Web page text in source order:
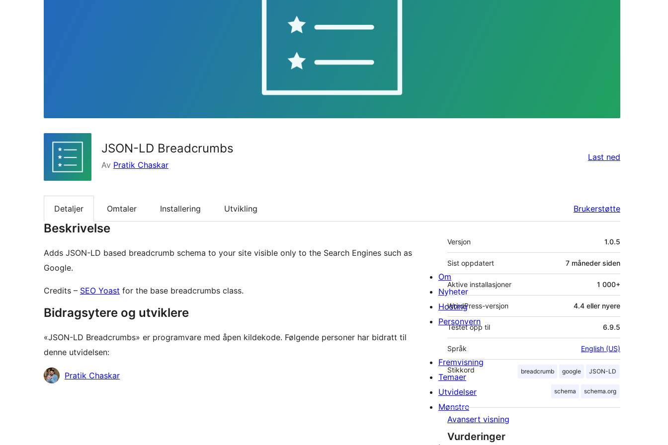
JSON-LD Breadcrumbs
Av Pratik Chaskar
Last ned
Detaljer Omtaler Installering Utvikling Brukerstøtte
Beskrivelse
Adds JSON-LD based breadcrumb schema to your site visible only to the Search Engines such as
Google.
Credits – SEO Yoast for the base breadcrumbs class.
Bidragsytere og utviklere
«JSON-LD Breadcrumbs» er programvare med åpen kildekode. Følgende personer har bidratt til
denne utvidelsen:
Bidragsytere
Pratik Chaskar
Meta
Versjon 1.0.5
Sist oppdatert 7 måneder siden
Aktive installasjoner 1 000+
WordPress-versjon 4.4 eller nyere
Testet opp til 6.9.5
Språk English (US)
Stikkord breadcrumb google JSON-LD
schema schema.org
Avansert visning
Vurderinger
Om
Nyheter
Hosting
Personvern
Fremvisning
Temaer
Utvidelser
Mønstre